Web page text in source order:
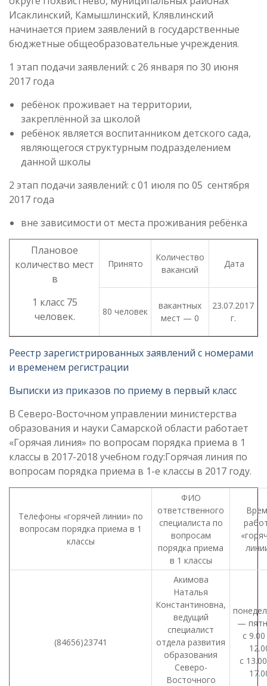
Исаклинский, Камышлинский, Клявлинский
начинается прием заявлений в государственные
бюджетные общеобразовательные учреждения.
1 этап подачи заявлений: с 26 января по 30 июня
2017 года
ребёнок проживает на территории,
закреплённой за школой
ребёнок является воспитанником детского сада,
являющегося структурным подразделением
данной школы
2 этап подачи заявлений: с 01 июля по 05 сентября
2017 года
вне зависимости от места проживания ребёнка
Плановое
количество мест
в
1 класс 75
человек.
Принято
Количество
вакансий
Дата
80 человек
вакантных
мест — 0
23.07.2017
г.
Реестр зарегистрированных заявлений с номерами
и временем регистрации
Выписки из приказов по приему в первый класс
В Северо-Восточном управлении министерства
образования и науки Самарской области работает
«Горячая линия» по вопросам порядка приема в 1
классы в 2017-2018 учебном году:Горячая линия по
вопросам порядка приема в 1-е классы в 2017 году.
Телефоны «горячей линии» по
вопросам порядка приема в 1
классы
ФИО
ответственного
специалиста по
вопросам
порядка приема
в 1 классы
(84656)23741
Акимова
Наталья
Константиновна,
ведущий
специалист
отдела развития
образования
Северо-
Восточного
—
с
с